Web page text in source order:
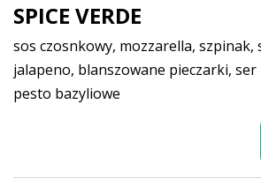
SPICE VERDE
sos czosnkowy, mozzarella, szpinak,
jalapeno, blanszowane pieczarki,
pesto bazyliowe